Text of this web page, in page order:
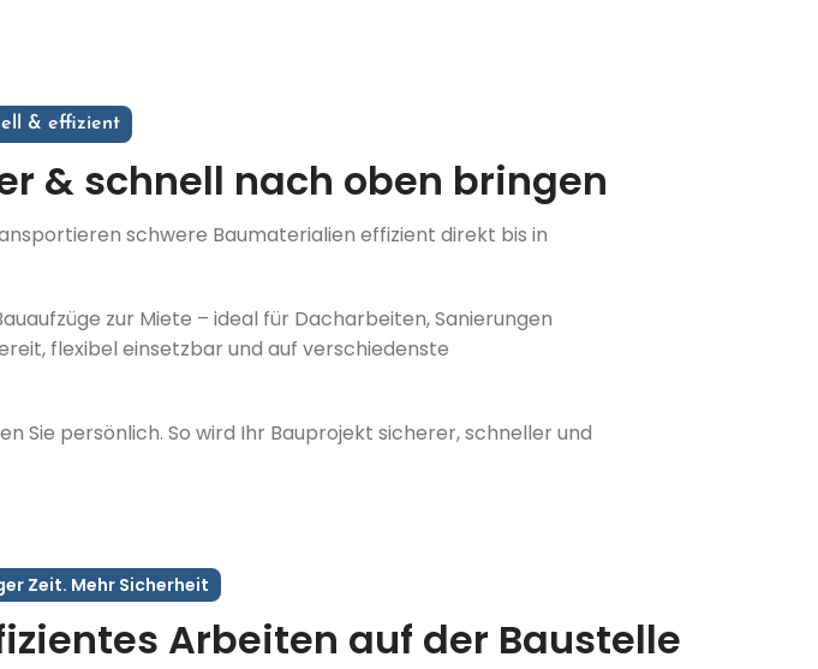
& effizient
& schnell nach oben bringen
schwere Baumaterialien effizient direkt bis in
zur Miete – ideal für Dacharbeiten, Sanierungen
flexibel einsetzbar und auf verschiedenste
Sie persönlich. So wird Ihr Bauprojekt sicherer, schneller und
Zeit. Mehr Sicherheit
Arbeiten auf der Baustelle